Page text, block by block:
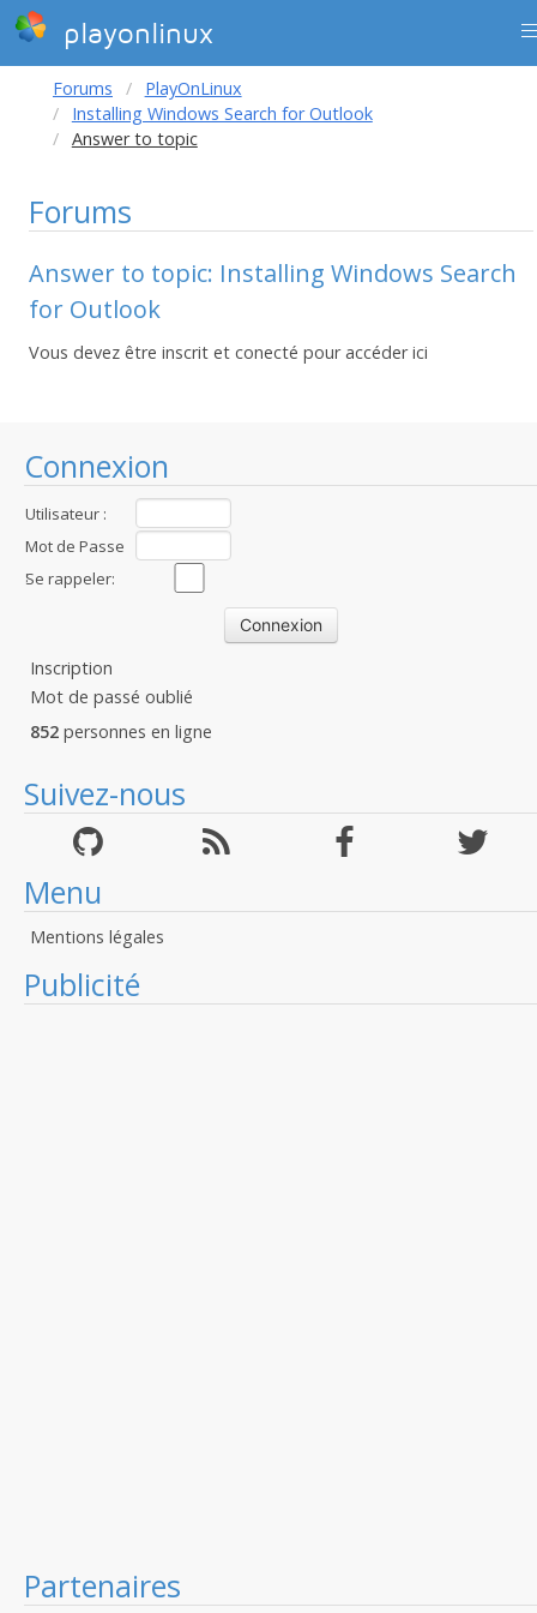
playonlinux
Connexion
Utilisateur :
Mot de Passe
:Se rappeler:
Inscription
Mot de passé oublié
852 personnes en ligne
Suivez-nous
Menu
Mentions légales
Publicité
Partenaires
Forums
PlayOnLinux
Installing Windows Search for Outlook
Answer to topic
Forums
Answer to topic: Installing Windows Search
for Outlook
Vous devez être inscrit et conecté pour accéder ici